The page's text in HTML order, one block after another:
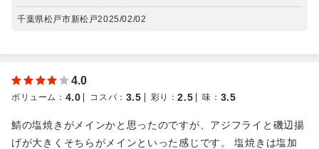
千葉県松戸市新松戸2025/02/02
4.0
ボリューム ： 4.0 コスパ ： 3.5 彩り ：2.5 味 ： 3.5
鯖の塩焼きがメインかと思ったのですが、アジフライと磯辺揚
げが大きくそちらがメインといった感じです。 塩焼きは塩加